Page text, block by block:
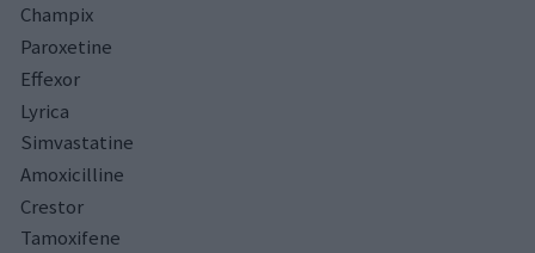
Champix
Paroxetine
Effexor
Lyrica
Simvastatine
Amoxicilline
Crestor
Tamoxifene